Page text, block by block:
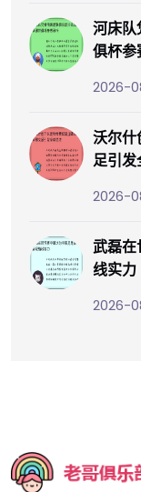
河床队
俱杯参
2026-
沃尔什
足引
2026-
武磊在
线实力
2026-